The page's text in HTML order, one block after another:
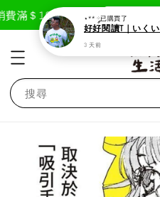
滿＄1800免運費 現在去購物！
搜尋
⋆** ༘已購買了
3 天前